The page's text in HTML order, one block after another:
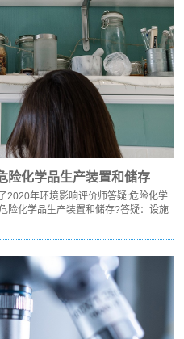
险化学品生产装置和储存
2020年环境影响评价师答疑:危险化学
险化学品生产装置和储存?答疑：设施